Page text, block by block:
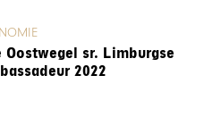
Oostwegel sr. Limburgse
2022